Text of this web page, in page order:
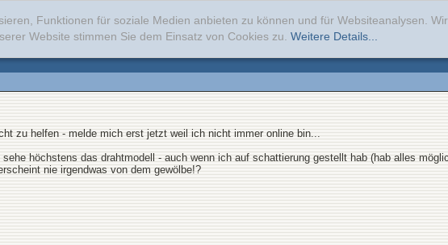
Funktionen für soziale Medien anbieten zu können und für Websiteanalysen.
Website stimmen Sie dem Einsatz von Cookies zu. Weitere Details...
zu helfen - melde mich erst jetzt weil ich nicht immer online bin...
höchstens das drahtmodell - auch wenn ich auf schattierung gestellt hab (hab alles
nie irgendwas von dem gewölbe!?